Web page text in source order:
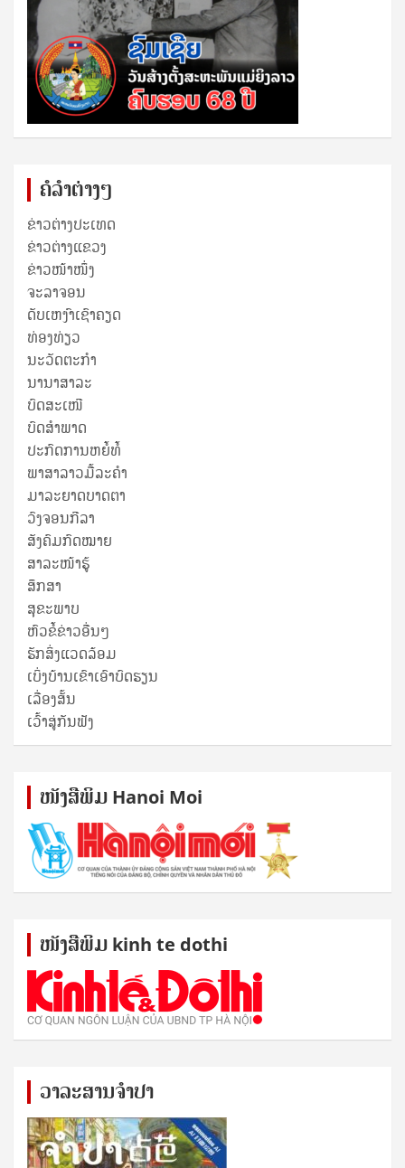
ຄໍລຳຕ່າງໆ
ຂ່າວຕ່າງປະເທດ
ຂ່າວ​ຕ່າງ​ແຂວງ
ຂ່າວໜ້າໜຶ່ງ
ຈະລາຈອນ
ດັບເຫງົາເຊົາຄຽດ
ທ່ອງທ່ຽວ
ນະວັດຕະກໍາ
ນານາສາລະ
ບົດສະເໜີ
ບົດສໍາພາດ
ປະກົດການຫຍໍ້ທໍ້
ພາສາລາວມື້ລະຄຳ
ມາລະຍາດບາດຕາ
ວົງຈອນກີລາ
ສັງຄົມກົດໝາຍ
ສາລະໜ້າຮູ້
ສຶກສາ
ສຸ​ຂະ​ພາບ
ຫົວຂໍ້ຂ່າວອື່ນໆ
ຮັກສິ່ງແວດລ້ອມ
ເບິ່ງບ້ານເຂົາເອົາບົດຮຽນ
ເລື່ອງສັ້ນ
ເວົ້າສູ່ກັນຟັງ
ໜັງ​ສື​ພິມ Hanoi Moi
ໜັງ​ສື​ພິມ kinh te dothi
ວາລະສານຈຳປາ